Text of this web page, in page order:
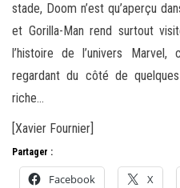
stade, Doom n’est qu’aperçu
et Gorilla-Man rend surtout
l’histoire de l’univers
regardant du côté de
riche…
[Xavier Fournier]
Partager :
Facebook X